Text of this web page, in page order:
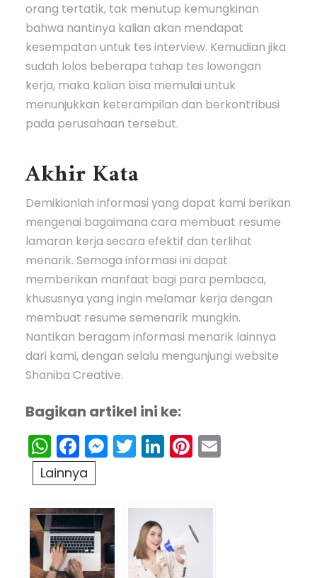
orang tertatik, tak menutup kemungkinan
bahwa nantinya kalian akan mendapat
kesempatan untuk tes interview. Kemudian jika
sudah lolos beberapa tahap tes lowongan
kerja, maka kalian bisa memulai untuk
menunjukkan keterampilan dan berkontribusi
pada perusahaan tersebut.
Akhir Kata
Demikianlah informasi yang dapat kami berikan
mengenai bagaimana cara membuat resume
lamaran kerja secara efektif dan terlihat
menarik. Semoga informasi ini dapat
memberikan manfaat bagi para pembaca,
khususnya yang ingin melamar kerja dengan
membuat resume semenarik mungkin.
Nantikan beragam informasi menarik lainnya
dari kami, dengan selalu mengunjungi website
Shaniba Creative.
Bagikan artikel ini ke:
WhatsApp
Facebook
Messenger
Twitter
LinkedIn
Pinterest
Lainnya